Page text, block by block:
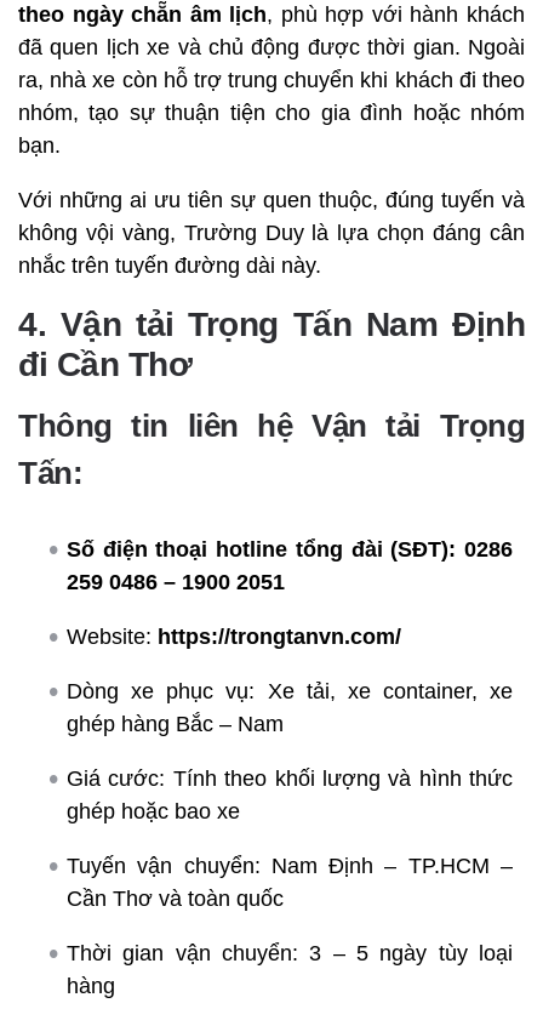
theo ngày chẵn âm lịch, phù hợp với hành khách
đã quen lịch xe và chủ động được thời gian. Ngoài
ra, nhà xe còn hỗ trợ trung chuyển khi khách đi theo
nhóm, tạo sự thuận tiện cho gia đình hoặc nhóm
bạn.
Với những ai ưu tiên sự quen thuộc, đúng tuyến và
không vội vàng, Trường Duy là lựa chọn đáng cân
nhắc trên tuyến đường dài này.
4. Vận tải Trọng Tấn Nam Định
đi Cần Thơ
Thông tin liên hệ Vận tải Trọng
Tấn:
Số điện thoại hotline tổng đài (SĐT): 0286
259 0486 – 1900 2051
Website: https://trongtanvn.com/
Dòng xe phục vụ: Xe tải, xe container, xe
ghép hàng Bắc – Nam
Giá cước: Tính theo khối lượng và hình thức
ghép hoặc bao xe
Tuyến vận chuyển: Nam Định – TP.HCM –
Cần Thơ và toàn quốc
Thời gian vận chuyển: 3 – 5 ngày tùy loại
hàng